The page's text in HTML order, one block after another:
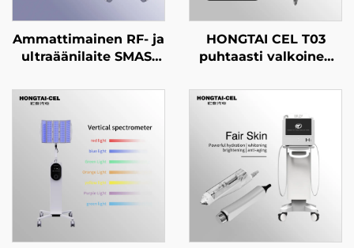
Ammattimainen RF- ja
ultraäänilaite SMAS-
ikääntymisen
ehkäisyyn, ryppyjen
poistoon, kasvojen
kiristämiseen ja ihon
tiukentamiseen
HONGTAI CEL T03
puhtaasti valkoinen
valoterapiakone,
nelitaajuusalue:
infrapuna, punainen,
sininen ja keltainen,
hieronta- ja
ihotuotteiden
nuorttava hoito